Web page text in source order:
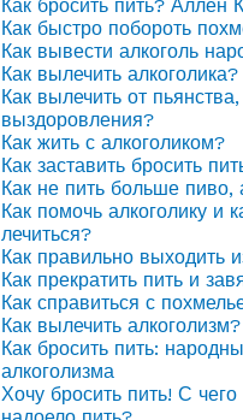
Как бросить пить? Аллен
Как быстро побороть
Как вывести алкоголь
Как вылечить алкоголика?
Как вылечить от
выздоровления?
Как жить с алкоголиком?
Как заставить бросить
Как не пить больше пиво,
Как помочь алкоголику и
лечиться?
Как правильно выходить
Как прекратить пить и
Как справиться с
Как вылечить алкоголизм?
Как бросить пить:
алкоголизма
Хочу бросить пить! С чего